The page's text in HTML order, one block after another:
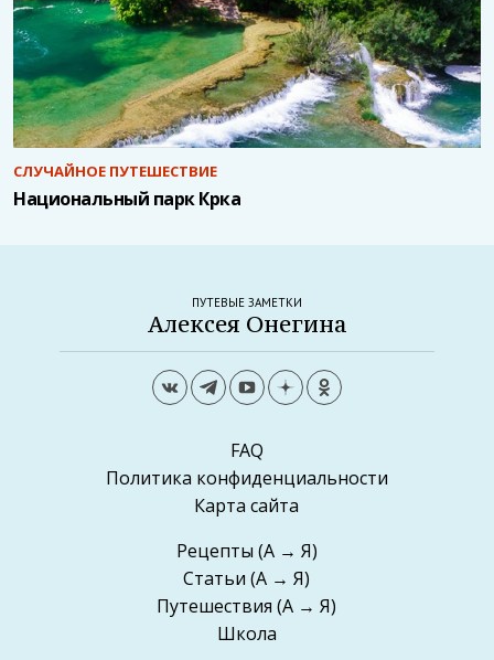
СЛУЧАЙНОЕ ПУТЕШЕСТВИЕ
Национальный парк Крка
ПУТЕВЫЕ ЗАМЕТКИ
Алексея Онегина
FAQ
Политика конфиденциальности
Карта сайта
Рецепты (А → Я)
Статьи (А → Я)
Путешествия (А → Я)
Школа